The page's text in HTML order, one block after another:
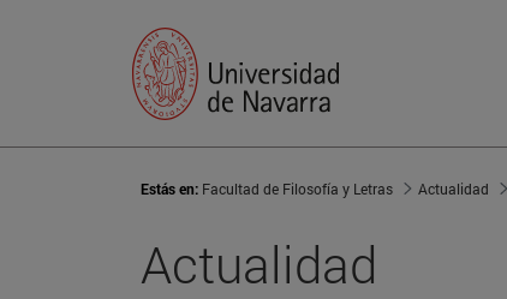
Estás en: Facultad de Filosofía y Letras Actualidad
Actualidad